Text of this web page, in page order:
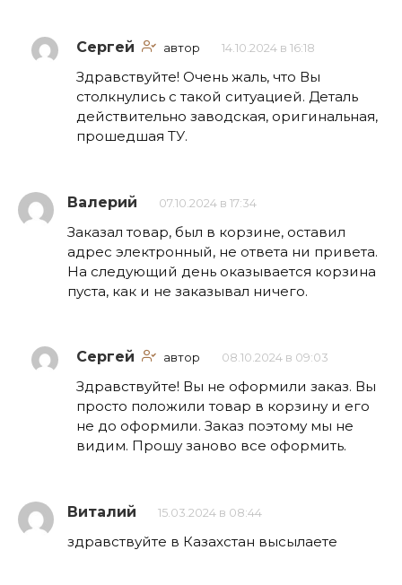
Сергей автор 14.10.2024 в 16:18
Здравствуйте! Очень жаль, что Вы
столкнулись с такой ситуацией. Деталь
действительно заводская, оригинальная,
прошедшая ТУ.
Валерий 07.10.2024 в 17:34
Заказал товар, был в корзине, оставил
адрес электронный, не ответа ни привета.
На следующий день оказывается корзина
пуста, как и не заказывал ничего.
Сергей автор 08.10.2024 в 09:03
Здравствуйте! Вы не оформили заказ. Вы
просто положили товар в корзину и его
не до оформили. Заказ поэтому мы не
видим. Прошу заново все оформить.
Виталий 15.03.2024 в 08:44
здравствуйте в Казахстан высылаете